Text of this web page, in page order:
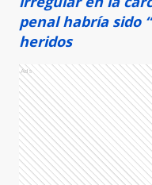
penal habría sido
heridos
Ads